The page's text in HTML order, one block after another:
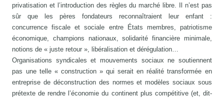
privatisation et l’introduction des règles du marché libre. Il n’est pas
sûr que les pères fondateurs reconnaîtraient leur enfant :
concurrence fiscale et sociale entre États membres, patriotisme
économique, champions nationaux, solidarité financière minimale,
notions de « juste retour », libéralisation et dérégulation…
Organisations syndicales et mouvements sociaux ne soutiennent
pas une telle « construction » qui serait en réalité transformée en
entreprise de déconstruction des normes et modèles sociaux sous
prétexte de rendre l’économie du continent plus compétitive (et, dit-